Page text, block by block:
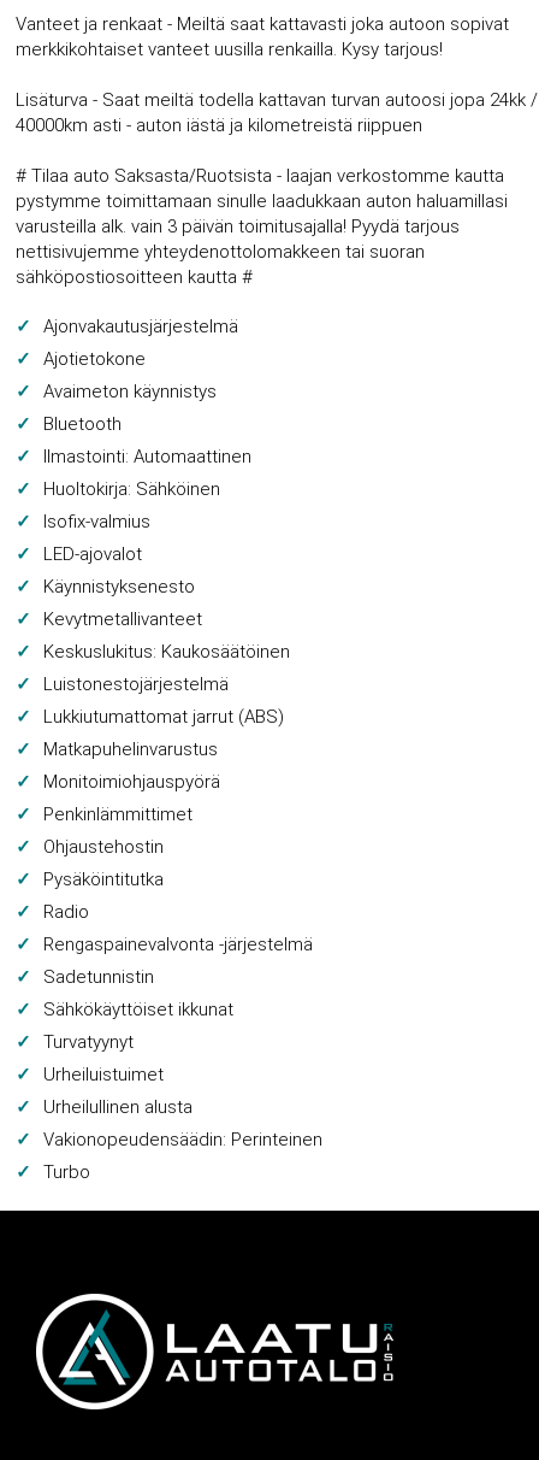
Vanteet ja renkaat - Meiltä saat kattavasti joka autoon sopivat
merkkikohtaiset vanteet uusilla renkailla. Kysy tarjous!
Lisäturva - Saat meiltä todella kattavan turvan autoosi jopa 24kk /
40000km asti - auton iästä ja kilometreistä riippuen
# Tilaa auto Saksasta/Ruotsista - laajan verkostomme kautta
pystymme toimittamaan sinulle laadukkaan auton haluamillasi
varusteilla alk. vain 3 päivän toimitusajalla! Pyydä tarjous
nettisivujemme yhteydenottolomakkeen tai suoran
sähköpostiosoitteen kautta #
Ajonvakautusjärjestelmä
Ajotietokone
Avaimeton käynnistys
Bluetooth
Ilmastointi: Automaattinen
Huoltokirja: Sähköinen
Isofix-valmius
LED-ajovalot
Käynnistyksenesto
Kevytmetallivanteet
Keskuslukitus: Kaukosäätöinen
Luistonestojärjestelmä
Lukkiutumattomat jarrut (ABS)
Matkapuhelinvarustus
Monitoimiohjauspyörä
Penkinlämmittimet
Ohjaustehostin
Pysäköintitutka
Radio
Rengaspainevalvonta -järjestelmä
Sadetunnistin
Sähkökäyttöiset ikkunat
Turvatyynyt
Urheiluistuimet
Urheilullinen alusta
Vakionopeudensäädin: Perinteinen
Turbo